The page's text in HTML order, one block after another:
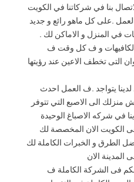
بنا في شركاتنا في الكويت
.على كل ماهو رائع و جديد
في المنزل و الاماكن لك .
الكافيهات و ف كل وقت ف
التى تخطف الاعين عند رؤيتها
لدينا يتواجد .ف العمل احدث
منزلك الى الاصبع التي تتوفر
في شركه الاصباغ الوحيدة
الكويت الان المخصصة لك
الطرق و الخبرات الكاملة لك
المدينة الان
فى الشركة الكاملة ف